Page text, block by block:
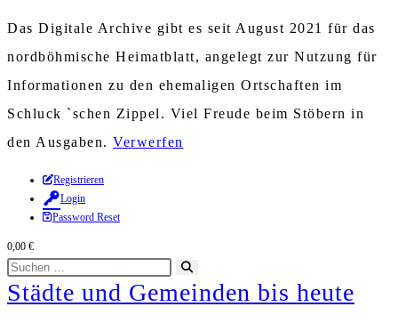
Das Digitale Archive gibt es seit August 2021 für das
nordböhmische Heimatblatt, angelegt zur Nutzung für
Informationen zu den ehemaligen Ortschaften im
Schluck `schen Zippel. Viel Freude beim Stöbern in
den Ausgaben. Verwerfen
Zum
Inhalt
springen
Registrieren
Login
Password Reset
0,00 €
Diese
Website
durchsuchen
starten
Städte und Gemeinden bis heute